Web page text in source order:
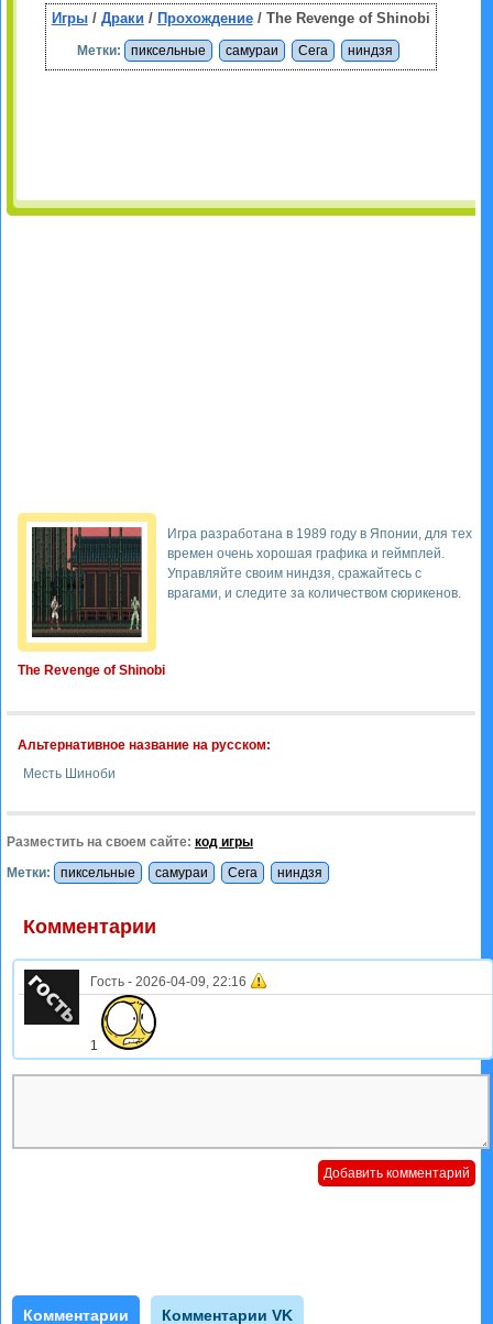
Игры/ Драки / Прохождение/ The Revenge of Shinobi
Метки: пиксельные самураи Сега ниндзя
The Revenge of Shinobi
Игра разработана в 1989 году в Японии, для тех
времен очень хорошая графика и геймплей.
Управляйте своим ниндзя, сражайтесь с
врагами, и следите за количеством сюрикенов.
Альтернативное название на русском:
Месть Шиноби
Разместить на своем сайте: код игры
Метки:
пиксельные самураи Сега ниндзя
Комментарии
Гость - 2026-04-09, 22:16
1
Комментарии Комментарии VK